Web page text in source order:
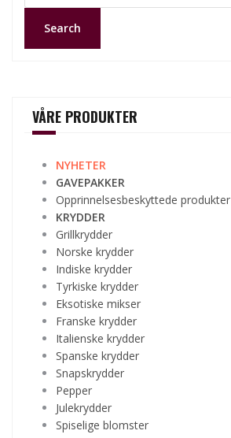
Search
VÅRE PRODUKTER
NYHETER
GAVEPAKKER
Opprinnelsesbeskyttede produkter
KRYDDER
Grillkrydder
Norske krydder
Indiske krydder
Tyrkiske krydder
Eksotiske mikser
Franske krydder
Italienske krydder
Spanske krydder
Snapskrydder
Pepper
Julekrydder
Spiselige blomster